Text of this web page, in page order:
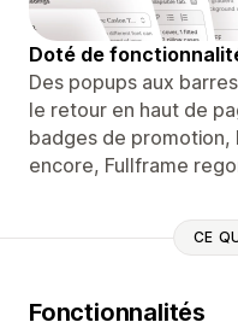
Doté de
Des popups aux
le retour en haut de
badges de promotion,
encore, Fullframe
CE
Fonctionnalités